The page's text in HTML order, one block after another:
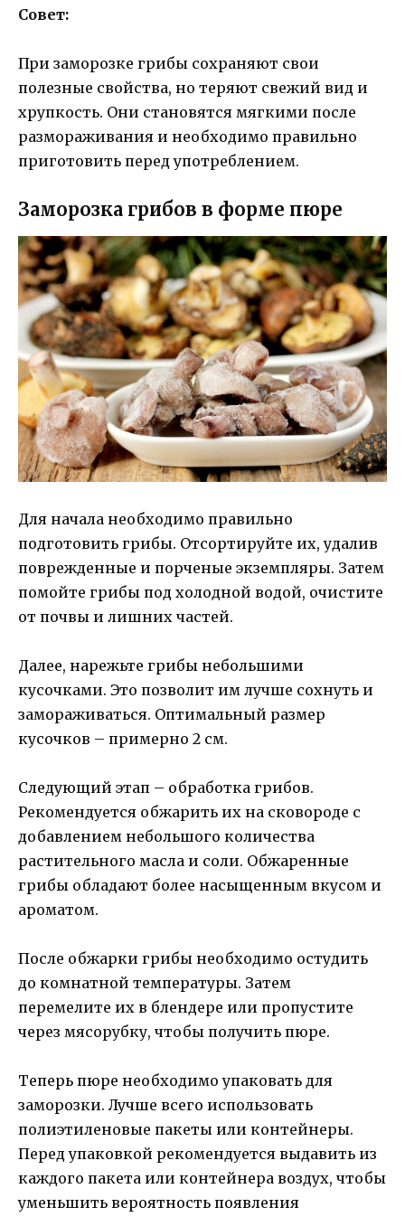
Совет:
При заморозке грибы сохраняют свои
полезные свойства, но теряют свежий вид и
хрупкость. Они становятся мягкими после
размораживания и необходимо правильно
приготовить перед употреблением.
Заморозка грибов в форме пюре
Для начала необходимо правильно
подготовить грибы. Отсортируйте их, удалив
поврежденные и порченые экземпляры. Затем
помойте грибы под холодной водой, очистите
от почвы и лишних частей.
Далее, нарежьте грибы небольшими
кусочками. Это позволит им лучше сохнуть и
замораживаться. Оптимальный размер
кусочков – примерно 2 см.
Следующий этап – обработка грибов.
Рекомендуется обжарить их на сковороде с
добавлением небольшого количества
растительного масла и соли. Обжаренные
грибы обладают более насыщенным вкусом и
ароматом.
После обжарки грибы необходимо остудить
до комнатной температуры. Затем
перемелите их в блендере или пропустите
через мясорубку, чтобы получить пюре.
Теперь пюре необходимо упаковать для
заморозки. Лучше всего использовать
полиэтиленовые пакеты или контейнеры.
Перед упаковкой рекомендуется выдавить из
каждого пакета или контейнера воздух, чтобы
уменьшить вероятность появления